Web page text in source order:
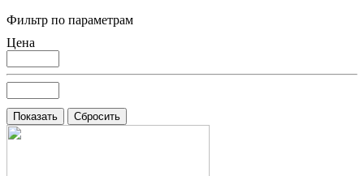
Фильтр по параметрам
Цена